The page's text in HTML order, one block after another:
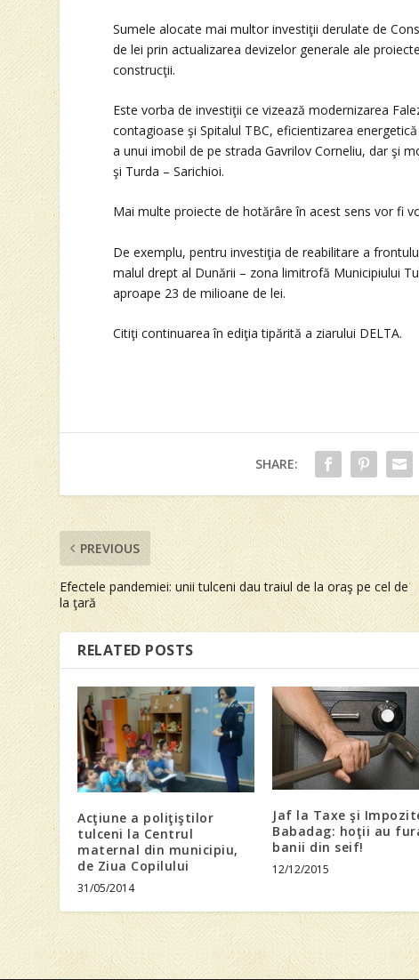
Sumele alocate mai multor investiţii derulate de
de lei prin actualizarea devizelor generale ale
construcţii.
Este vorba de investiţii ce vizează modernizarea
contagioase şi Spitalul TBC, eficientizarea
a unui imobil de pe strada Gavrilov Corneliu, dar şi
şi Turda – Sarichioi.
Mai multe proiecte de hotărâre în acest sens vor fi
De exemplu, pentru investiţia de reabilitare a
malul drept al Dunării – zona limitrofă Municipiului
aproape 23 de milioane de lei.
Citiţi continuarea în ediţia tipărită a ziarului DELTA.
SHARE:
PREVIOUS
Efectele pandemiei: unii tulceni dau traiul de la oraş pe cel de
la ţară
RELATED POSTS
Acţiune a poliţiştilor
tulceni la Centrul
maternal din municipiu,
de Ziua Copilului
31/05/2014
Jaf la Taxe şi
Babadag: hoţii au
banii din seif!
12/12/2015